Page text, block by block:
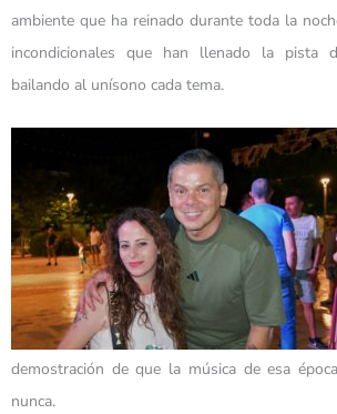
ambiente que ha reinado durante toda la
incondicionales que han llenado la pista
bailando al unísono cada tema.
demostración de que la música de esa
nunca.